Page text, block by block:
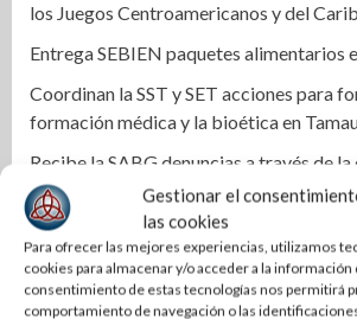
Gestionar el
las cookies
Para ofrecer las mejores experiencias, utilizamos
cookies para almacenar y/o acceder a la información
consentimiento de estas tecnologías nos permitirá
comportamiento de navegación o las
los Juegos Centroamericanos y del
Entrega SEBIEN paquetes alimentarios
Coordinan la SST y SET acciones para
formación médica y la bioética en
Recibe la SABG denuncias a través de
«Tamaulipas te conecta»
Ruta Gastronómica de las Cantinas de
recorrido por la historia viva de Tampico
Impulsa Gobierno de Tamaulipas la